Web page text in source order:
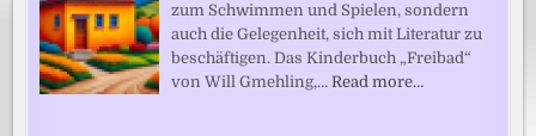
zum Schwimmen und Spielen, sondern
auch die Gelegenheit, sich mit Literatur zu
beschäftigen. Das Kinderbuch „Freibad“
von Will Gmehling,…Read more…